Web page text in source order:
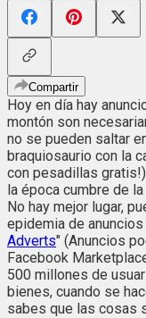
Compartir
Hoy en día hay
montón son
no se pueden saltar
braquiosaurio con la
con pesadillas
la época cumbre de
No hay mejor lugar,
epidemia de
Adverts" (Anuncios
Facebook
500 millones de
bienes, cuando se
sabes que las cosas